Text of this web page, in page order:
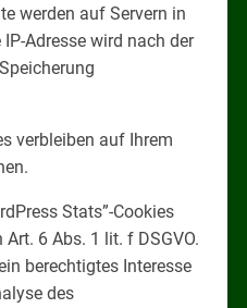
werden auf Servern in
Adresse wird nach der
verbleiben auf Ihrem
Stats”-Cookies
6 Abs. 1 lit. f DSGVO.
berechtigtes Interesse
des